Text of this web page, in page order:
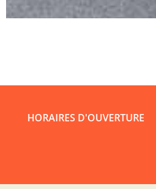
HORAIRES D'OUVERTURE